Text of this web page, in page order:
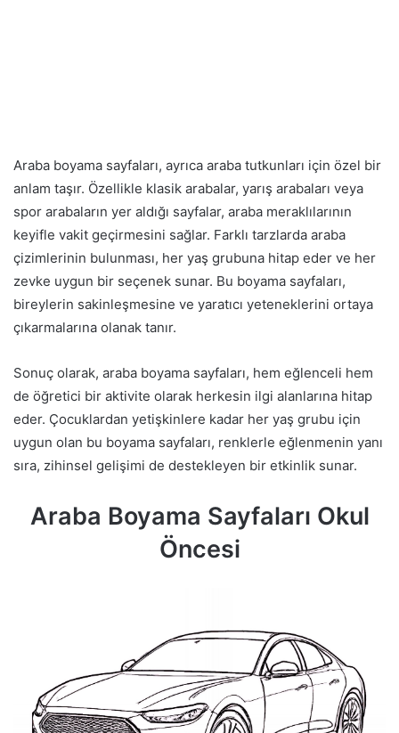
Araba boyama sayfaları, ayrıca araba tutkunları için özel bir
anlam taşır. Özellikle klasik arabalar, yarış arabaları veya
spor arabaların yer aldığı sayfalar, araba meraklılarının
keyifle vakit geçirmesini sağlar. Farklı tarzlarda araba
çizimlerinin bulunması, her yaş grubuna hitap eder ve her
zevke uygun bir seçenek sunar. Bu boyama sayfaları,
bireylerin sakinleşmesine ve yaratıcı yeteneklerini ortaya
çıkarmalarına olanak tanır.
Sonuç olarak, araba boyama sayfaları, hem eğlenceli hem
de öğretici bir aktivite olarak herkesin ilgi alanlarına hitap
eder. Çocuklardan yetişkinlere kadar her yaş grubu için
uygun olan bu boyama sayfaları, renklerle eğlenmenin yanı
sıra, zihinsel gelişimi de destekleyen bir etkinlik sunar.
Araba Boyama Sayfaları Okul
Öncesi